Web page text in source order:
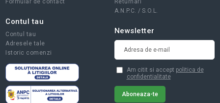
Formular de contact
Returnari
A.N.P.C. / S.O.L.
Contul tau
Contul tau
Adresele tale
Istoric comenzi
Newsletter
Am citit si accept politica de
confidentialitate